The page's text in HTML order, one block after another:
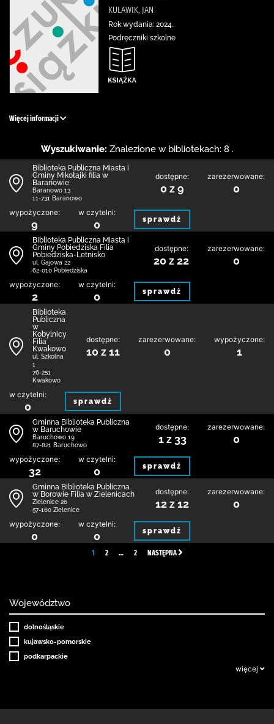
KULAWIK, JAN
Rok wydania: 2024.
Podręczniki szkolne
Więcej informacji
Wyszukiwanie: Znalezione w bibliotekach: 8 .
Biblioteka Publiczna Miasta i
Gminy Mikołajki filia w
Baranowie
Baranowo 13
11-731 Baranowo
dostępne:
0 z 9
zarezerwowane:
0
wypożyczone:
9
w czytelni:
0 sprawdź
Biblioteka Publiczna Miasta i
Gminy Pobiedziska Filia
Pobiedziska-Letnisko
ul. Gajowa 22
62-010 Pobiedziska
dostępne:
20 z 22
zarezerwowane:
0
wypożyczone:
2
w czytelni:
0 sprawdź
Biblioteka
Publiczna
w
Kobylnicy
Filia
Kwakowo
ul. Szkolna
1
76-251
Kwakowo
dostępne:
10 z 11
zarezerwowane:
0
wypożyczone:
1
w czytelni:
0 sprawdź
Gminna Biblioteka Publiczna
w Baruchowie
Baruchowo 19
87-821 Baruchowo
dostępne:
1 z 33
zarezerwowane:
0
wypożyczone:
32
w czytelni:
0 sprawdź
Gminna Biblioteka Publiczna
w Borowie Filia w Zielenicach
Zielenice 26
57-160 Zielenice
dostępne:
12 z 12
zarezerwowane:
0
wypożyczone:
0
w czytelni:
0 sprawdź
1 2 … 2 NASTĘPNA
Województwo
dolnośląskie
kujawsko-pomorskie
podkarpackie
więcej